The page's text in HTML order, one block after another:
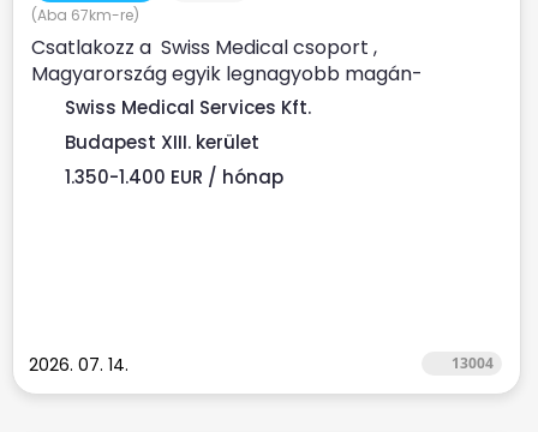
(Aba 67km-re)
Csatlakozz a Swiss Medical csoport ,
Magyarország egyik legnagyobb magán-
egészségügyi szolgáltatója Prémium...
Swiss Medical Services Kft.
Budapest XIII. kerület
1.350-1.400 EUR / hónap
2026. 07. 14. 13004